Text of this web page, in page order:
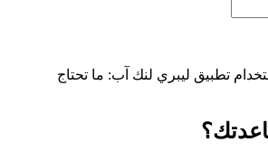
تطبيق ليبري لنك آب: ما تحتاج